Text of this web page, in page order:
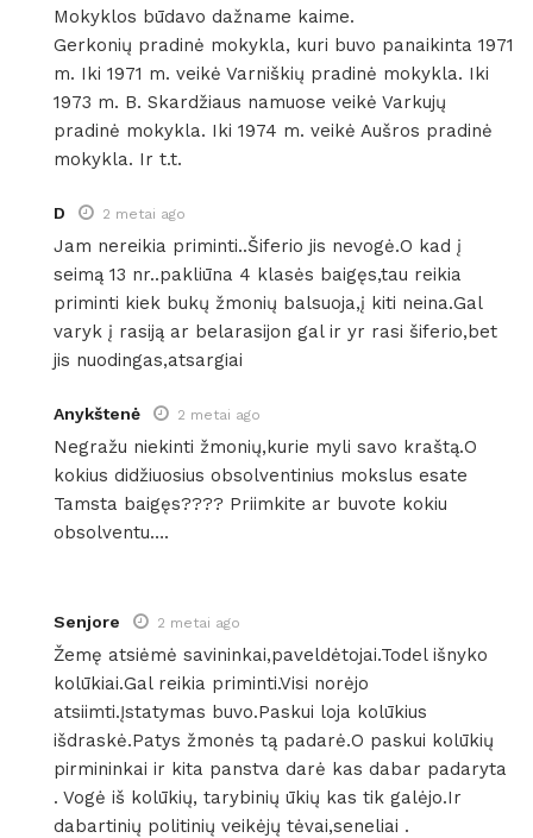
Mokyklos būdavo dažname kaime.
Gerkonių pradinė mokykla, kuri buvo panaikinta 1971
m. Iki 1971 m. veikė Varniškių pradinė mokykla. Iki
1973 m. B. Skardžiaus namuose veikė Varkujų
pradinė mokykla. Iki 1974 m. veikė Aušros pradinė
mokykla. Ir t.t.
D 2 metai ago
Jam nereikia priminti..Šiferio jis nevogė.O kad į
seimą 13 nr..pakliūna 4 klasės baigęs,tau reikia
priminti kiek bukų žmonių balsuoja,į kiti neina.Gal
varyk į rasiją ar belarasijon gal ir yr rasi šiferio,bet
jis nuodingas,atsargiai
Anykštenė 2 metai ago
Negražu niekinti žmonių,kurie myli savo kraštą.O
kokius didžiuosius obsolventinius mokslus esate
Tamsta baigęs???? Priimkite ar buvote kokiu
obsolventu….
Senjore 2 metai ago
Žemę atsiėmė savininkai,paveldėtojai.Todel išnyko
kolūkiai.Gal reikia priminti.Visi norėjo
atsiimti.Įstatymas buvo.Paskui loja kolūkius
išdraskė.Patys žmonės tą padarė.O paskui kolūkių
pirmininkai ir kita panstva darė kas dabar padaryta
. Vogė iš kolūkių, tarybinių ūkių kas tik galėjo.Ir
dabartinių politinių veikėjų tėvai,seneliai .